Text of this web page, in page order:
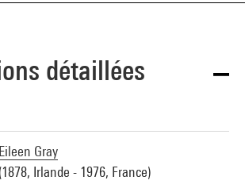
détaillées
Eileen Gray
(1878, Irlande - 1976, France)